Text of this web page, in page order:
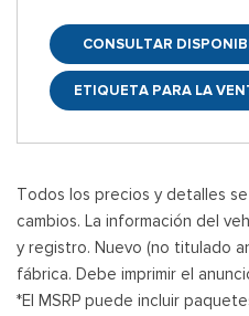
CONSULTAR
ETIQUETA PARA LA
Todos los precios y detalles
cambios. La información del
y registro. Nuevo (no titulado
fábrica. Debe imprimir el
*El MSRP puede incluir